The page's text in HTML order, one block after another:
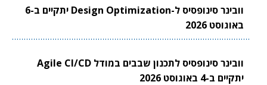
וובינר סינופסיס ל-Design Optimization יתקיים ב-6
באוגוסט 2026
וובינר סינופסיס לתכנון שבבים במודל Agile CI/CD
יתקיים ב-4 באוגוסט 2026